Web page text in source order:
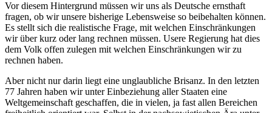
Vor diesem Hintergrund müssen wir uns als Deutsche ernsthaft
fragen, ob wir unsere bisherige Lebensweise so beibehalten können.
Es stellt sich die realistische Frage, mit welchen Einschränkungen
wir über kurz oder lang rechnen müssen. Usere Regierung hat dies
dem Volk offen zulegen mit welchen Einschränkungen wir zu
rechnen haben.
Aber nicht nur darin liegt eine unglaubliche Brisanz. In den letzten
77 Jahren haben wir unter Einbeziehung aller Staaten eine
Weltgemeinschaft geschaffen, die in vielen, ja fast allen Bereichen